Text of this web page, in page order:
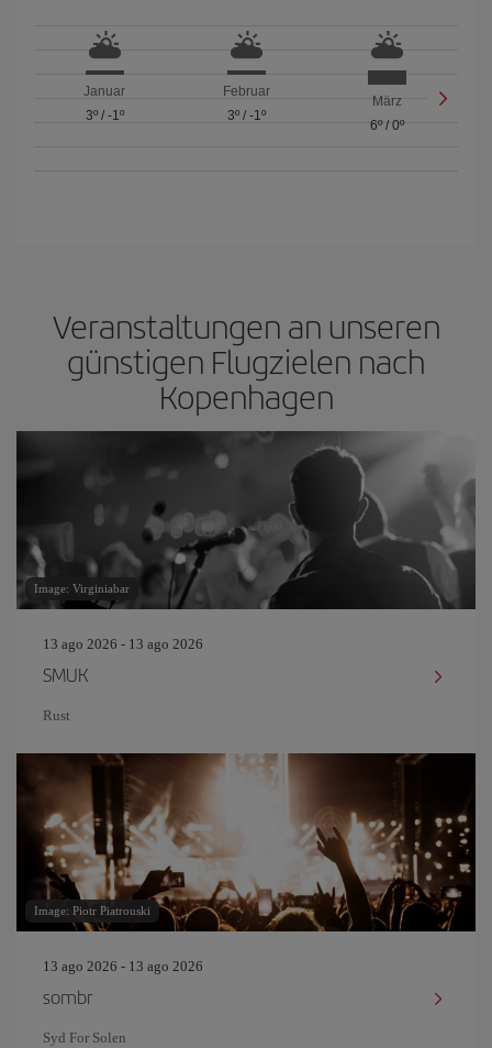
Januar
3º/ -1º
Februar
3º/ -1º
März
6º/0º
Veranstaltungen an unseren
günstigen Flugzielen nach
Kopenhagen
Image: Virginiabar
13 ago 2026 - 13 ago 2026
SMUK
Rust
Image: Piotr Piatrouski
13 ago 2026 - 13 ago 2026
sombr
Syd For Solen